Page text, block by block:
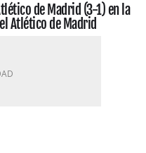
de Madrid (3-1) en la
Atlético de Madrid